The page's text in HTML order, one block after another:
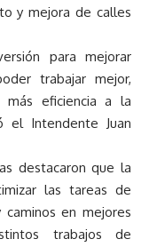
y mejora de calles
para mejorar
trabajar mejor,
más eficiencia a la
el Intendente Juan
destacaron que la
las tareas de
en mejores
trabajos de